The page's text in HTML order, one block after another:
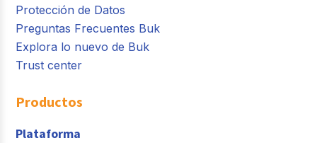
Protección de Datos
Preguntas Frecuentes Buk
Explora lo nuevo de Buk
Trust center
Productos
Plataforma